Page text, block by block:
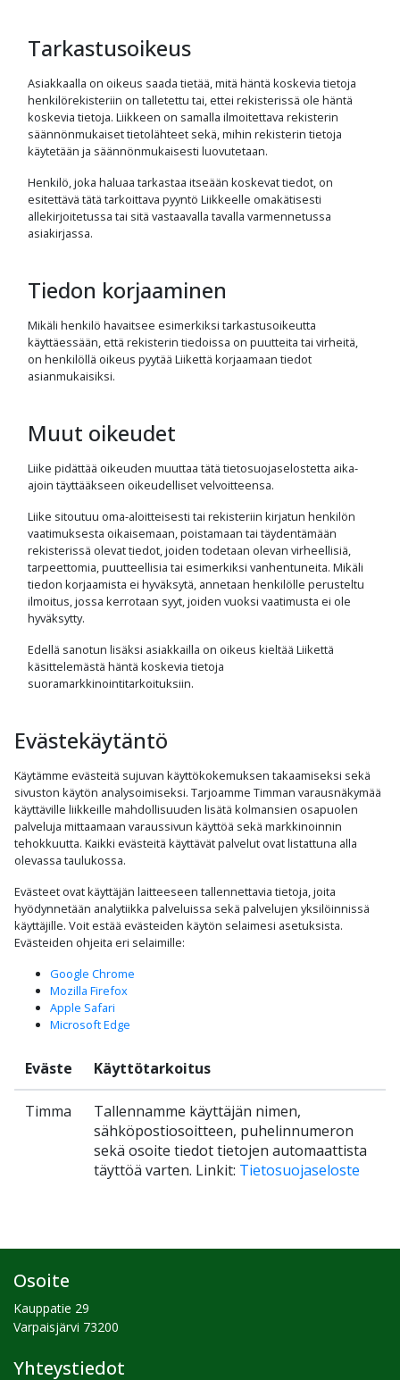
Tarkastusoikeus
Asiakkaalla on oikeus saada tietää, mitä häntä koskevia tietoja
henkilörekisteriin on talletettu tai, ettei rekisterissä ole häntä
koskevia tietoja. Liikkeen on samalla ilmoitettava rekisterin
säännönmukaiset tietolähteet sekä, mihin rekisterin tietoja
käytetään ja säännönmukaisesti luovutetaan.
Henkilö, joka haluaa tarkastaa itseään koskevat tiedot, on
esitettävä tätä tarkoittava pyyntö Liikkeelle omakätisesti
allekirjoitetussa tai sitä vastaavalla tavalla varmennetussa
asiakirjassa.
Tiedon korjaaminen
Mikäli henkilö havaitsee esimerkiksi tarkastusoikeutta
käyttäessään, että rekisterin tiedoissa on puutteita tai virheitä,
on henkilöllä oikeus pyytää Liikettä korjaamaan tiedot
asianmukaisiksi.
Muut oikeudet
Liike pidättää oikeuden muuttaa tätä tietosuojaselostetta aika-
ajoin täyttääkseen oikeudelliset velvoitteensa.
Liike sitoutuu oma-aloitteisesti tai rekisteriin kirjatun henkilön
vaatimuksesta oikaisemaan, poistamaan tai täydentämään
rekisterissä olevat tiedot, joiden todetaan olevan virheellisiä,
tarpeettomia, puutteellisia tai esimerkiksi vanhentuneita. Mikäli
tiedon korjaamista ei hyväksytä, annetaan henkilölle perusteltu
ilmoitus, jossa kerrotaan syyt, joiden vuoksi vaatimusta ei ole
hyväksytty.
Edellä sanotun lisäksi asiakkailla on oikeus kieltää Liikettä
käsittelemästä häntä koskevia tietoja
suoramarkkinointitarkoituksiin.
Evästekäytäntö
Käytämme evästeitä sujuvan käyttökokemuksen takaamiseksi sekä
sivuston käytön analysoimiseksi. Tarjoamme Timman varausnäkymää
käyttäville liikkeille mahdollisuuden lisätä kolmansien osapuolen
palveluja mittaamaan varaussivun käyttöä sekä markkinoinnin
tehokkuutta. Kaikki evästeitä käyttävät palvelut ovat listattuna alla
olevassa taulukossa.
Evästeet ovat käyttäjän laitteeseen tallennettavia tietoja, joita
hyödynnetään analytiikka palveluissa sekä palvelujen yksilöinnissä
käyttäjille. Voit estää evästeiden käytön selaimesi asetuksista.
Evästeiden ohjeita eri selaimille:
Google Chrome
Mozilla Firefox
Apple Safari
Microsoft Edge
Eväste Käyttötarkoitus
Timma
Tallennamme käyttäjän nimen,
sähköpostiosoitteen, puhelinnumeron
sekä osoite tiedot tietojen automaattista
täyttöä varten. Linkit: Tietosuojaseloste
Osoite
Kauppatie 29
Varpaisjärvi 73200
Yhteystiedot